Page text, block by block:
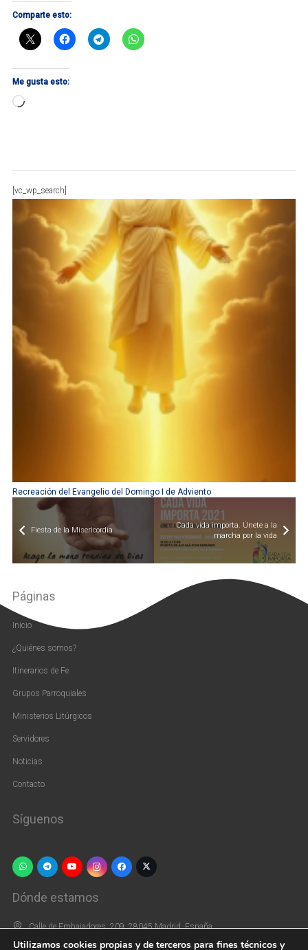
Comparte esto:
Me gusta esto:
Cargando...
[vc_wp_search]
Recreación del Evangelio del Domingo I de Adviento
Fiesta de la Misericordia
Cada vida importa. Únete a la
marcha por la vida
Páginas
Inicio
¿Quiénes somos?
Itinerarios de Fe
Grupos Parroquiales
Ministerios Litúrgicos
Servidores
Noticias
Contacto
Síguenos
Dónde estamos
Calle de Embajadores, 209, 28045 Madrid, España
Utilizamos cookies propias y de terceros para fines técnicos y